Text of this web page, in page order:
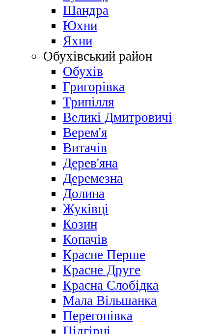
Шандра
Юхни
Яхни
Обухівський район
Обухів
Григорівка
Трипілля
Великі Дмитровичі
Bерем'я
Витачів
Дерев'яна
Деремезна
Долина
Жуківці
Козин
Копачів
Красне Перше
Красне Друге
Красна Слобідка
Мала Вільшанка
Перегонівка